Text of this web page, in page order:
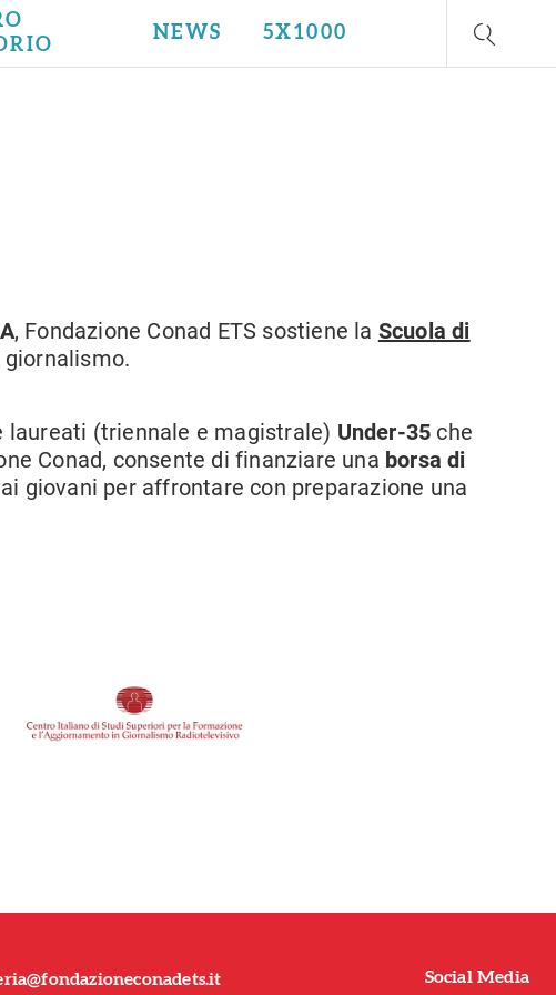
NEWS 5X1000
, Fondazione Conad ETS sostiene la Scuola di
laureati (triennale e magistrale) Under-35 che
Conad, consente di finanziare una borsa di
giovani per affrontare con preparazione una
Social Media